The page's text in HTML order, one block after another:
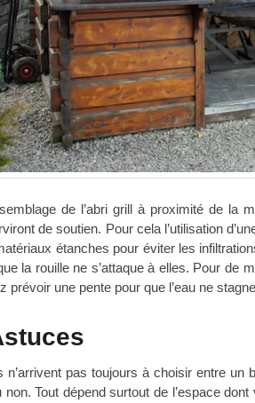
de l’abri grill à proximité de
de soutien. Pour cela l’utilisation
étanches pour éviter les
la rouille ne s’attaque à elles. Pour de
prévoir une pente pour que l’eau ne
n’arrivent pas toujours à choisir entre
Tout dépend surtout de l’espace